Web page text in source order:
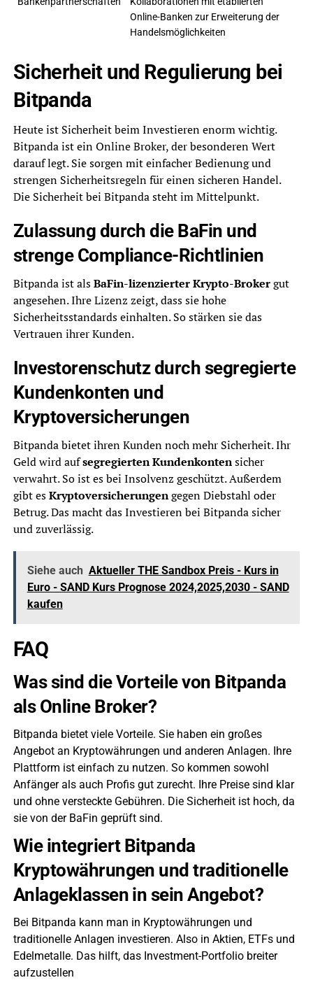
Online-Banken zur Erweiterung der
Handelsmöglichkeiten
Sicherheit und Regulierung bei
Bitpanda
Heute ist Sicherheit beim Investieren enorm wichtig.
Bitpanda ist ein Online Broker, der besonderen Wert
darauf legt. Sie sorgen mit einfacher Bedienung und
strengen Sicherheitsregeln für einen sicheren Handel.
Die Sicherheit bei Bitpanda steht im Mittelpunkt.
Zulassung durch die BaFin und
strenge Compliance-Richtlinien
Bitpanda ist alsBaFin-lizenzierter Krypto-Brokergut
angesehen. Ihre Lizenz zeigt, dass sie hohe
Sicherheitsstandards einhalten. So stärken sie das
Vertrauen ihrer Kunden.
Investorenschutz durch segregierte
Kundenkonten und
Kryptoversicherungen
Bitpanda bietet ihren Kunden noch mehr Sicherheit. Ihr
Geld wird aufsegregierten Kundenkontensicher
verwahrt. So ist es bei Insolvenz geschützt. Außerdem
gibt esKryptoversicherungengegen Diebstahl oder
Betrug. Das macht das Investieren bei Bitpanda sicher
und zuverlässig.
Siehe auch Aktueller THE Sandbox Preis - Kurs in
Euro - SAND Kurs Prognose 2024,2025,2030 - SAND
kaufen
FAQ
Was sind die Vorteile von Bitpanda
als Online Broker?
Bitpanda bietet viele Vorteile. Sie haben ein großes
Angebot an Kryptowährungen und anderen Anlagen. Ihre
Plattform ist einfach zu nutzen. So kommen sowohl
Anfänger als auch Profis gut zurecht. Ihre Preise sind klar
und ohne versteckte Gebühren. Die Sicherheit ist hoch, da
sie von der BaFin geprüft sind.
Wie integriert Bitpanda
Kryptowährungen und traditionelle
Anlageklassen in sein Angebot?
Bei Bitpanda kann man in Kryptowährungen und
traditionelle Anlagen investieren. Also in Aktien, ETFs und
Edelmetalle. Das hilft, das Investment-Portfolio breiter
aufzustellen